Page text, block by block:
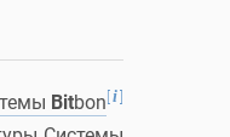
Bitbon[i]